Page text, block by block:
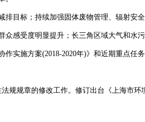
目标；持续加强固体废物管理、辐射安
感受度明显提升；长三角区域大气和水
实施方案(2018-2020年)》和近期重点任务
规章的修改工作。修订出台《上海市